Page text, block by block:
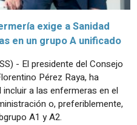
exige a Sanidad
en un grupo A unificado
- El presidente del Consejo
Pérez Raya, ha
a las enfermeras en el
o, preferiblemente,
A1 y A2.